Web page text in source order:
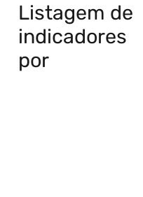
Listagem de
indicadores
por